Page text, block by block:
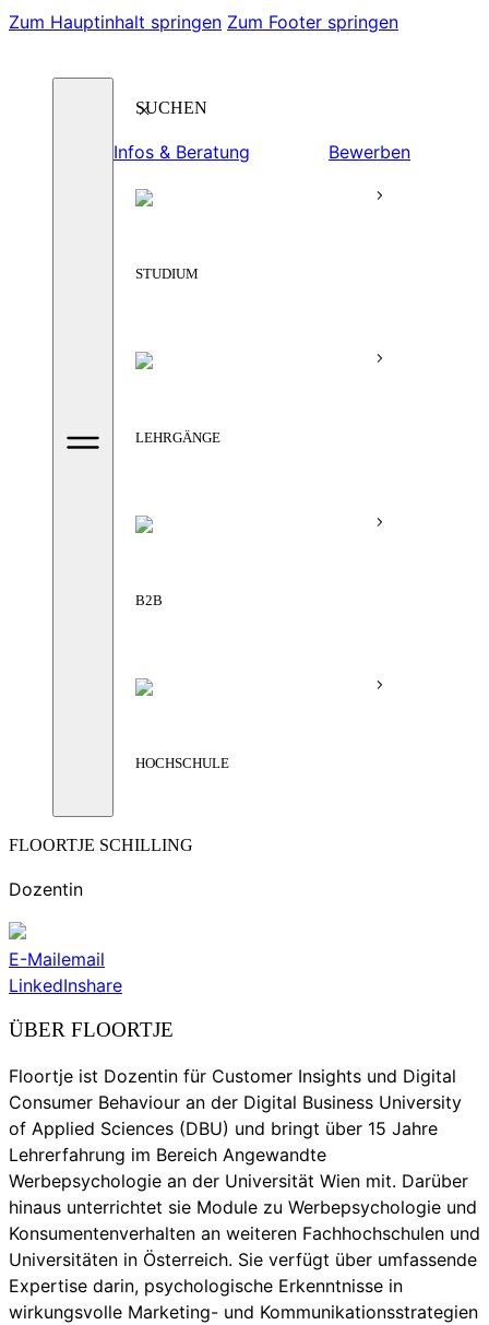
Zum Hauptinhalt springen Zum Footer springen
Suchen
Infos & Beratung
Bewerben
STUDIUM
LEHRGÄNGE
B2B
HOCHSCHULE
FLOORTJE SCHILLING
Dozentin
E-Mailemail
LinkedInshare
ÜBER FLOORTJE
Floortje ist Dozentin für Customer Insights und Digital
Consumer Behaviour an der Digital Business University
of Applied Sciences (DBU) und bringt über 15 Jahre
Lehrerfahrung im Bereich Angewandte
Werbepsychologie an der Universität Wien mit. Darüber
hinaus unterrichtet sie Module zu Werbepsychologie und
Konsumentenverhalten an weiteren Fachhochschulen und
Universitäten in Österreich. Sie verfügt über umfassende
Expertise darin, psychologische Erkenntnisse in
wirkungsvolle Marketing- und Kommunikationsstrategien